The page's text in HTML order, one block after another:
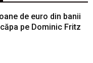
de euro din banii
pe Dominic Fritz